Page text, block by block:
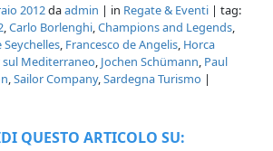
2012daadmin | in Regate & Eventi | tag:
,Carlo Borlenghi,Champions and Legends,
, Francesco de Angelis, Horca
Mediterraneo, Jochen Schümann, Paul
,Sailor Company,Sardegna Turismo |
QUESTO ARTICOLO SU: